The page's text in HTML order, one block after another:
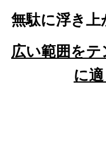
無駄に浮き上
広い範囲を
に